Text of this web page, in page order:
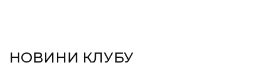
НОВИНИ КЛУБУ